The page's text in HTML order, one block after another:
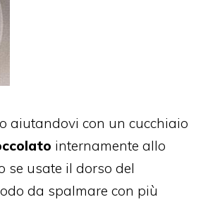
aiutandovi con un cucchiaio
internamente allo
se usate il dorso del
da spalmare con più